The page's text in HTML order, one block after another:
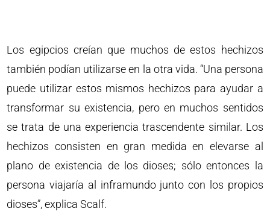
Los egipcios creían que muchos de estos hechizos
también podían utilizarse en la otra vida. “Una persona
puede utilizar estos mismos hechizos para ayudar a
transformar su existencia, pero en muchos sentidos
se trata de una experiencia trascendente similar. Los
hechizos consisten en gran medida en elevarse al
plano de existencia de los dioses; sólo entonces la
persona viajaría al inframundo junto con los propios
dioses”, explica Scalf.